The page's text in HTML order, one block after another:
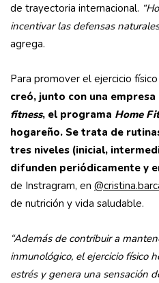
de trayectoria internacional.
incentivar las defensas
agrega.
Para promover el ejercicio
creó, junto con una
fitness, el programa Home Fit
hogareño. Se trata de
tres niveles (inicial,
difunden periódicamente y
de Instragram, en
de nutrición y vida saludable.
“Además de contribuir a
inmunológico, el ejercicio físico
estrés y genera una sensación